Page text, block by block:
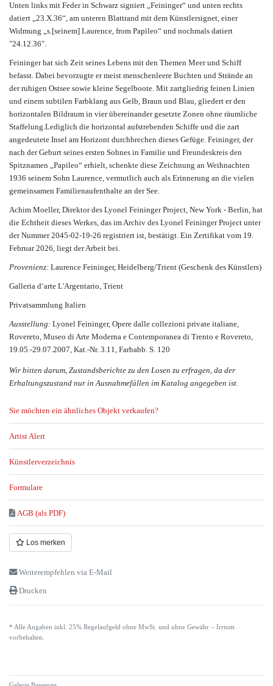
Unten links mit Feder in Schwarz signiert „Feininger“ und unten rechts
datiert „23.X.36“, am unteren Blattrand mit dem Künstlersignet, einer
Widmung „s.[seinem] Laurence, from Papileo“ und nochmals datiert
"24.12.36".
Feininger hat sich Zeit seines Lebens mit den Themen Meer und Schiff
befasst. Dabei bevorzugte er meist menschenleere Buchten und Strände an
der ruhigen Ostsee sowie kleine Segelboote. Mit zartgliedrig feinen Linien
und einem subtilen Farbklang aus Gelb, Braun und Blau, gliedert er den
horizontalen Bildraum in vier übereinander gesetzte Zonen ohne räumliche
Staffelung.Lediglich die horizontal aufstrebenden Schiffe und die zart
angedeutete Insel am Horizont durchbrechen dieses Gefüge. Feininger, der
nach der Geburt seines ersten Sohnes in Familie und Freundeskreis den
Spitznamen „Papileo“ erhielt, schenkte diese Zeichnung an Weihnachten
1936 seinem Sohn Laurence, vermutlich auch als Erinnerung an die vielen
gemeinsamen Familienaufenthalte an der See.
Achim Moeller, Direktor des Lyonel Feininger Project, New York - Berlin, hat
die Echtheit dieses Werkes, das im Archiv des Lyonel Feininger Project unter
der Nummer 2045-02-19-26 registriert ist, bestätigt. Ein Zertifikat vom 19.
Februar 2026, liegt der Arbeit bei.
Provenienz: Laurence Feininger, Heidelberg/Trient (Geschenk des Künstlers)
Galleria d‘arte L'Argentario, Trient
Privatsammlung Italien
Ausstellung: Lyonel Feininger, Opere dalle collezioni private italiane,
Rovereto, Museo di Arte Moderna e Contemporanea di Trento e Rovereto,
19.05.-29.07.2007, Kat.-Nr. 3.11, Farbabb. S. 120
Wir bitten darum, Zustandsberichte zu den Losen zu erfragen, da der
Erhaltungszustand nur in Ausnahmefällen im Katalog angegeben ist.
Sie möchten ein ähnliches Objekt verkaufen?
Artist Alert
Künstlerverzeichnis
Formulare
AGB (als PDF)
Los merken
Weiterempfehlen via E-Mail
Drucken
* Alle Angaben inkl. 25% Regelaufgeld ohne MwSt. und ohne Gewähr – Irrtum
vorbehalten.